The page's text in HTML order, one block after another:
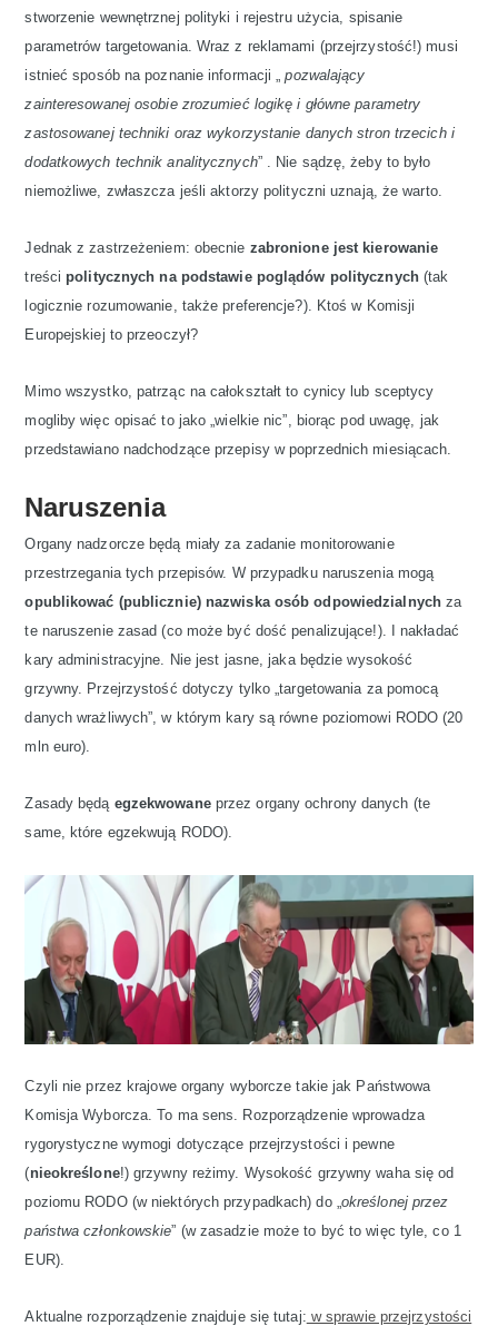
stworzenie wewnętrznej polityki i rejestru użycia, spisanie
parametrów targetowania. Wraz z reklamami (przejrzystość!) musi
istnieć sposób na poznanie informacji „pozwalający
zainteresowanej osobie zrozumieć logikę i główne parametry
zastosowanej techniki oraz wykorzystanie danych stron trzecich i
dodatkowych technik analitycznych” . Nie sądzę, żeby to było
niemożliwe, zwłaszcza jeśli aktorzy polityczni uznają, że warto.
Jednak z zastrzeżeniem: obecnie zabronione jest kierowanie
treści politycznych na podstawie poglądów politycznych(tak
logicznie rozumowanie, także preferencje?). Ktoś w Komisji
Europejskiej to przeoczył?
Mimo wszystko, patrząc na całokształt to cynicy lub sceptycy
mogliby więc opisać to jako „wielkie nic”, biorąc pod uwagę, jak
przedstawiano nadchodzące przepisy w poprzednich miesiącach.
Naruszenia
Organy nadzorcze będą miały za zadanie monitorowanie
przestrzegania tych przepisów. W przypadku naruszenia mogą
opublikować (publicznie) nazwiska osób odpowiedzialnychza
te naruszenie zasad (co może być dość penalizujące!). I nakładać
kary administracyjne. Nie jest jasne, jaka będzie wysokość
grzywny. Przejrzystość dotyczy tylko „targetowania za pomocą
danych wrażliwych”, w którym kary są równe poziomowi RODO (20
mln euro).
Zasady będą egzekwowaneprzez organy ochrony danych (te
same, które egzekwują RODO).
Czyli nie przez krajowe organy wyborcze takie jak Państwowa
Komisja Wyborcza. To ma sens. Rozporządzenie wprowadza
rygorystyczne wymogi dotyczące przejrzystości i pewne
(nieokreślone!) grzywny reżimy. Wysokość grzywny waha się od
poziomu RODO (w niektórych przypadkach) do „ określonej przez
państwa członkowskie” (w zasadzie może to być to więc tyle, co 1
EUR).
Aktualne rozporządzenie znajduje się tutaj: w sprawie przejrzystości